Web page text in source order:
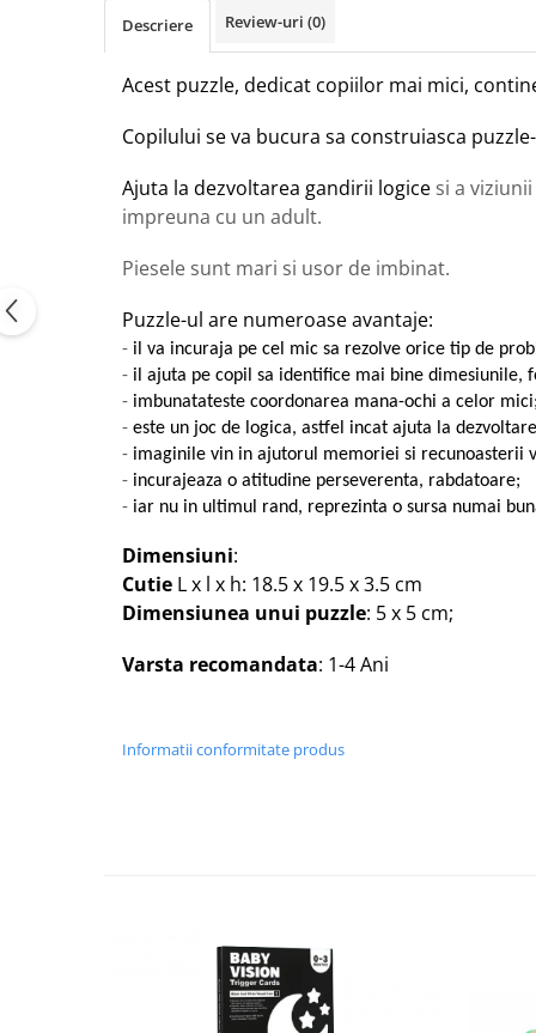
Descriere Review-uri (0)
Acest puzzle, dedicat copiilor mai mici,
Copilului se va bucura sa construiasca
Ajuta la dezvoltarea gandirii logice si a
impreuna cu un adult.
Piesele sunt mari si usor de imbinat.
Puzzle-ul are numeroase avantaje:
- il va incuraja pe cel mic sa rezolve orice tip de
- il ajuta pe copil sa identifice mai bine dimesiunile,
- imbunatateste coordonarea mana-ochi a celor mici;
- este un joc de logica, astfel incat ajuta la
- imaginile vin in ajutorul memoriei si recunoasterii
- incurajeaza o atitudine perseverenta, rabdatoare;
- iar nu in ultimul rand, reprezinta o sursa numai
Dimensiuni:
Cutie L x l x h: 18.5 x 19.5 x 3.5 cm
Dimensiunea unui puzzle: 5 x 5 cm;
Varsta recomandata: 1-4 Ani
Informatii conformitate produs